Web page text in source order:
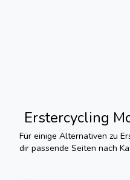
Erstercycling
Für einige Alternativen zu
dir passende Seiten nach